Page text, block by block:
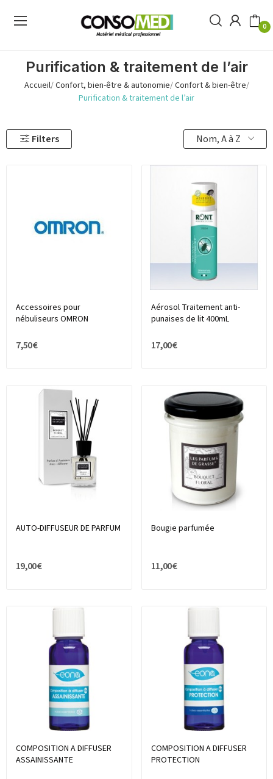
0
Purification & traitement de l’air
Accueil Confort, bien-être & autonomie Confort & bien-être
Purification & traitement de l’air
Filters Nom, A à Z
Accessoires pour
nébuliseurs OMRON
7,50 €
Aérosol Traitement anti-
punaises de lit 400mL
17,00 €
AUTO-DIFFUSEUR DE PARFUM
19,00 €
Bougie parfumée
11,00 €
COMPOSITION A DIFFUSER
ASSAINISSANTE
COMPOSITION A DIFFUSER
PROTECTION